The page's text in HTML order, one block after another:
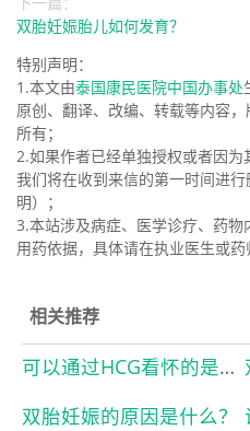
双胎妊娠胎儿如何发育？
特别声明：
1.本文由泰国康民医院中国办事处
原创、翻译、改编、转载等内容
所有；
2.如果作者已经单独授权或者因为
我们将在收到来信的第一时间进
明）；
3.本站涉及病症、医学诊疗、药
用药依据，具体请在执业医生或药
相关推荐
可以通过HCG看怀的是多胎吗？
双胎妊娠的原因是什么？